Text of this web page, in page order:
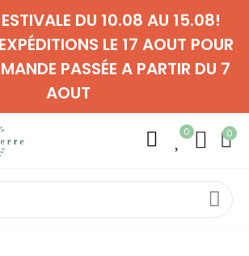
ESTIVALE DU 10.08 AU 15.08!
LE 17 AOUT POUR
PASSÉE A PARTIR DU 7
AOUT
0 0